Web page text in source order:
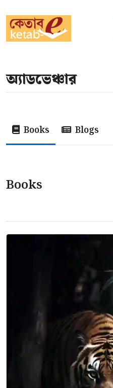
অ‍্যাডভেঞ্চার
Books Blogs
Books